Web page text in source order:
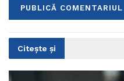
Citește și